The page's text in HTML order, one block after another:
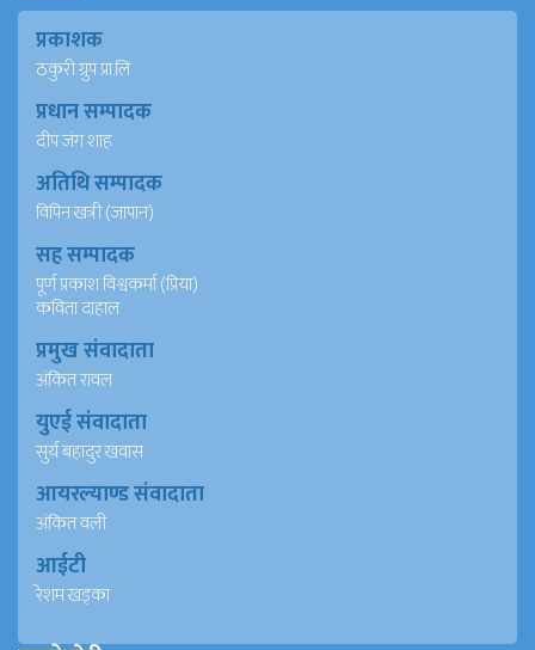
प्रकाशक
ठकुरी ग्रुप प्रा.लि
प्रधान सम्पादक
दीप जंग शाह
अतिथि सम्पादक
विपिन खत्री (जापान)
सह सम्पादक
पूर्ण प्रकाश विश्वकर्मा (प्रिया)
कविता दाहाल
प्रमुख संवादाता
अंकित रावल
युएई संवादाता
सुर्य बहादुर खवास
आयरल्याण्ड संवादाता
अंकित वली
आईटी
रेशम खड्का